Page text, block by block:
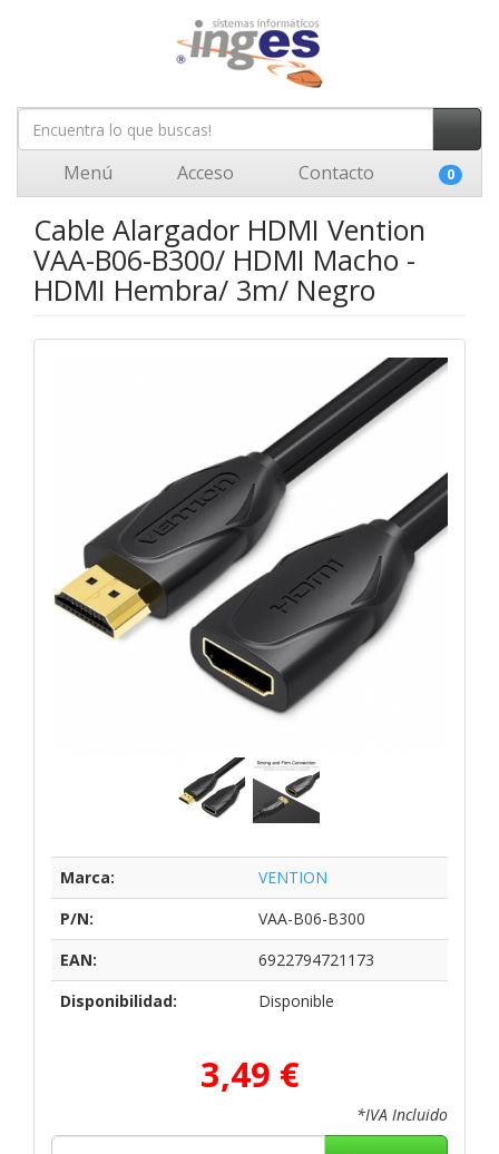
Menú Acceso Contacto 0
Cable Alargador HDMI Vention
VAA-B06-B300/ HDMI Macho -
HDMI Hembra/ 3m/ Negro
Marca:
VENTION
P/N:
VAA-B06-B300
EAN:
6922794721173
Disponibilidad:
Disponible
3,49 €
*IVA Incluido